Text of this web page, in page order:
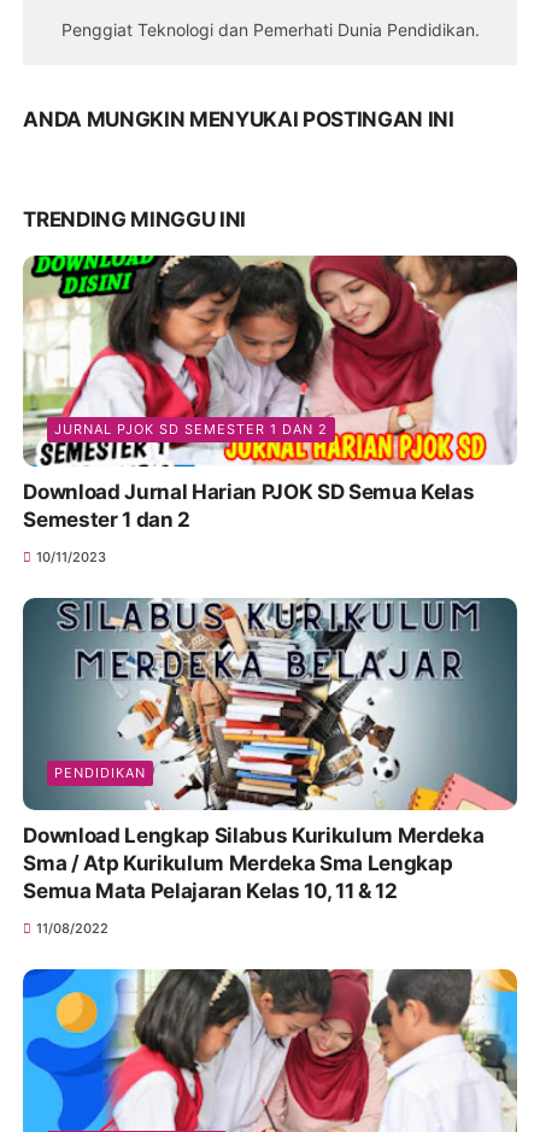
Penggiat Teknologi dan Pemerhati Dunia Pendidikan.
ANDA MUNGKIN MENYUKAI POSTINGAN INI
TRENDING MINGGU INI
JURNAL PJOK SD SEMESTER 1 DAN 2
Download Jurnal Harian PJOK SD Semua Kelas
Semester 1 dan 2
10/11/2023
PENDIDIKAN
Download Lengkap Silabus Kurikulum Merdeka
Sma / Atp Kurikulum Merdeka Sma Lengkap
Semua Mata Pelajaran Kelas 10, 11 & 12
11/08/2022